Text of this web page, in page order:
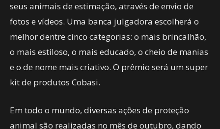
seus animais de estimação, através de envio de
fotos e vídeos. Uma banca julgadora escolherá o
melhor dentre cinco categorias: o mais brincalhão,
o mais estiloso, o mais educado, o cheio de manias
e o de nome mais criativo. O prêmio será um super
kit de produtos Cobasi.
Em todo o mundo, diversas ações de proteção
animal são realizadas no mês de outubro, dando